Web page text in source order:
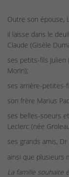
Outre son épouse,
il laisse dans le
Claude (Gisèle
ses petits-fils Julien
Morin);
ses arrière-petites-
son frère Marius
ses belles-soeurs
Leclerc (née
ses grands amis,
ainsi que plusieurs
La famille souhaite